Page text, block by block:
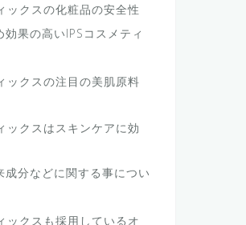
ックスの化粧品の安全性
効果の高いIPSコスメティ
ックスの注目の美肌原料
ックスはスキンケアに効
成分などに関する事につい
ックスも採用しているオ